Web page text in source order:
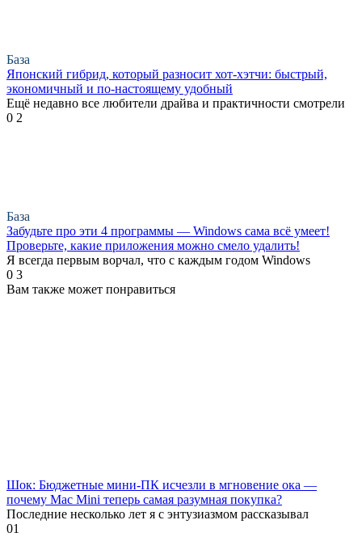
База
Японский гибрид, который разносит хот-хэтчи: быстрый,
экономичный и по-настоящему удобный
Ещё недавно все любители драйва и практичности смотрели
0 2
База
Забудьте про эти 4 программы — Windows сама всё умеет!
Проверьте, какие приложения можно смело удалить!
Я всегда первым ворчал, что с каждым годом Windows
0 3
Вам также может понравиться
Шок: Бюджетные мини-ПК исчезли в мгновение ока —
почему Mac Mini теперь самая разумная покупка?
Последние несколько лет я с энтузиазмом рассказывал
01